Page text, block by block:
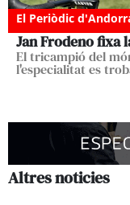
El Periòdic
Jan Frodeno fixa
El tricampió del
l'especialitat es
Altres noticies